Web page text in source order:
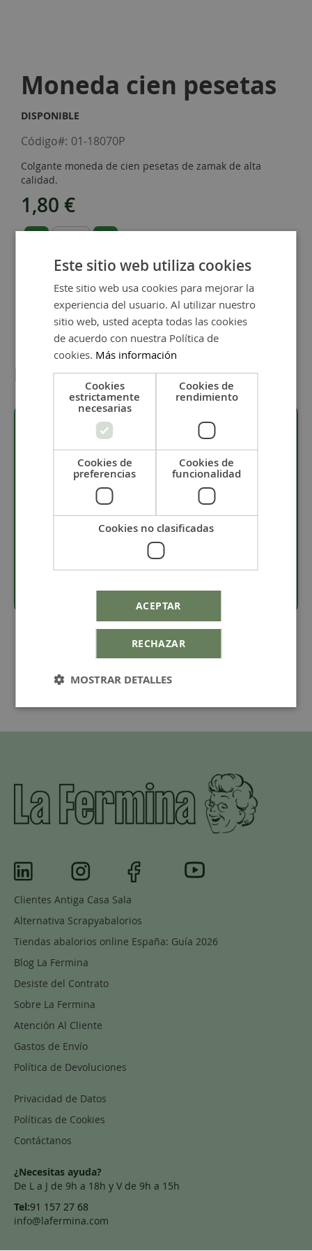
the
beginning
of
the
images
gallery
Moneda cien pesetas
DISPONIBLE
Código 01-18070P
Colgante moneda de cien pesetas de zamak de alta
calidad.
1,80 €
Añadir al carrito
Detalles
Descripción
Pieza bañada 5 micras de plata.
Material: Zamak.
Tamaño 31 x 26 mm.
La pieza tiene un taladro en la parte superior de 4,5 mm de
Clientes Antiga Casa Sala
Alternativa Scrapyabalorios
Tiendas abalorios online España: Guía 2026
Blog La Fermina
Desiste del Contrato
Sobre La Fermina
Atención Al Cliente
Gastos de Envío
Política de Devoluciones
Privacidad de Datos
Políticas de Cookies
Contáctanos
¿Necesitas ayuda?
De L a J de 9h a 18h y V de 9h a 15h
Tel:91 157 27 68
info@lafermina.com
Este sitio web utiliza cookies
Este sitio web usa cookies para mejorar la
experiencia del usuario. Al utilizar nuestro
sitio web, usted acepta todas las cookies
de acuerdo con nuestra Política de
cookies. Más información
Cookies
estrictamente
necesarias
Cookies de
rendimiento
Cookies de
preferencias
Cookies de
funcionalidad
Cookies no clasificadas
ACEPTAR
RECHAZAR
MOSTRAR DETALLES